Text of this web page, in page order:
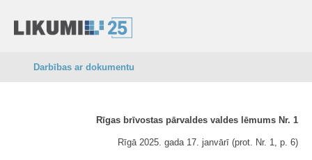
Darbības ar dokumentu
Rīgas brīvostas pārvaldes valdes lēmums Nr. 1
Rīgā 2025. gada 17. janvārī (prot. Nr. 1, p. 6)